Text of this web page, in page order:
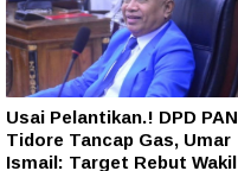
Usai Pelantikan.! DPD PAN
Tidore Tancap Gas, Umar
Ismail: Target Rebut Wakil